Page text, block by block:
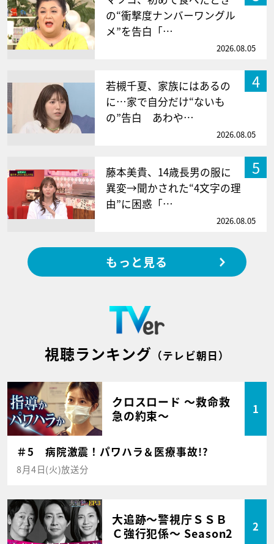
の“衝撃度ナンバーワングル
メ”を告白「…
2026.08.05
4
若槻千夏、家族にはあるの
に…家で自分だけ“ないも
の”告白 あわや…
2026.08.05
5
藤本美貴、14歳長男の服に
異変→聞かされた“4文字の理
由”に困惑「…
2026.08.05
もっと見る
視聴ランキング （テレビ朝日）
クロスロード ～救命救
急の約束～
1
＃5 病院激震！パワハラ＆医療事故!?
8月4日(火)放送分
大追跡～警視庁ＳＳＢ
Ｃ強行犯係～ Season2
2